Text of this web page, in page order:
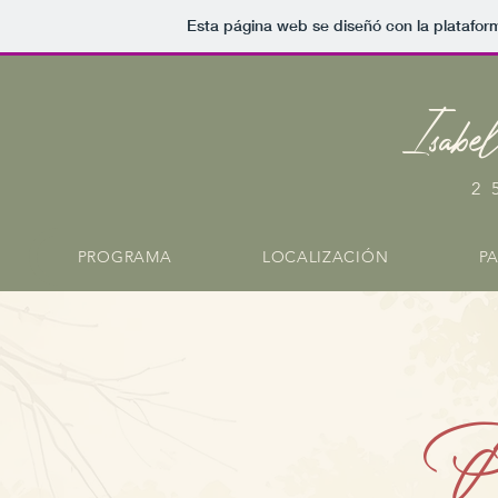
Esta página web se diseñó con la
PROGRAMA LOCALIZACIÓN